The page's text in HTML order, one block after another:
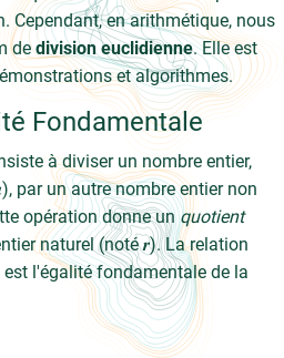
Cependant, en arithmétique, nous
dedivision euclidienne. Elle est
et algorithmes.
Fondamentale
à diviser un nombre entier,
par un autre nombre entier non
opération donne unquotient
naturel (noté 𝒓). La relation
l'égalité fondamentale de la